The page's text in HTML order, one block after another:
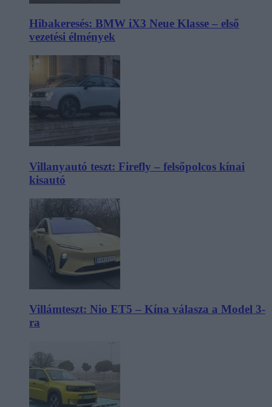
Hibakeresés: BMW iX3 Neue Klasse – első
vezetési élmények
Villanyautó teszt: Firefly – felsőpolcos kínai
kisautó
Villámteszt: Nio ET5 – Kína válasza a Model 3-
ra